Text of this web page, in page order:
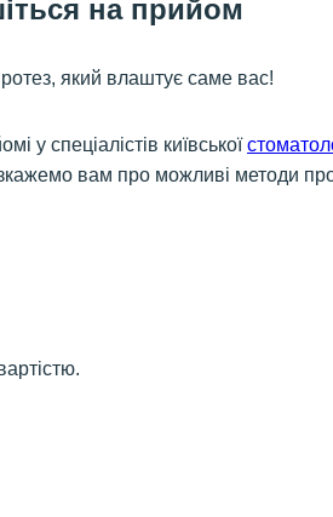
на прийом
який влаштує саме вас!
у спеціалістів київської
вам про можливі методи